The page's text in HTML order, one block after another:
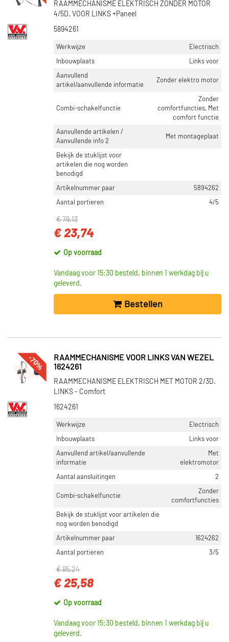
RAAMMECHANISME ELEKTRISCH ZONDER MOTOR
4/5D. VOOR LINKS +Paneel
5894261
Werkwijze
Electrisch
Inbouwplaats
Links voor
Aanvullend
artikel/aanvullende informatie
Zonder elektro motor
Combi-schakelfunctie
Zonder
comfortfuncties, Met
comfort functie
Aanvullende artikelen /
Aanvullende info 2
Met montageplaat
Bekijk de stuklijst voor
artikelen die nog worden
benodigd
Artikelnummer paar
5894262
Aantal portieren
4/5
€ 79,13
€ 23,74
Op voorraad
Vandaag voor 15:30 besteld, binnen 1 werkdag bij u
geleverd.
Bestellen
-70%
RAAMMECHANISME VOOR LINKS VAN WEZEL
1624261
RAAMMECHANISME ELEKTRISCH MET MOTOR 2/3D.
LINKS - Comfort
1624261
Werkwijze
Electrisch
Inbouwplaats
Links voor
Aanvullend artikel/aanvullende
informatie
Met
elektromotor
Aantal aansluitingen
2
Combi-schakelfunctie
Zonder
comfortfuncties
Bekijk de stuklijst voor artikelen die
nog worden benodigd
Artikelnummer paar
1624262
Aantal portieren
3/5
€ 85,24
€ 25,58
Op voorraad
Vandaag voor 15:30 besteld, binnen 1 werkdag bij u
geleverd.